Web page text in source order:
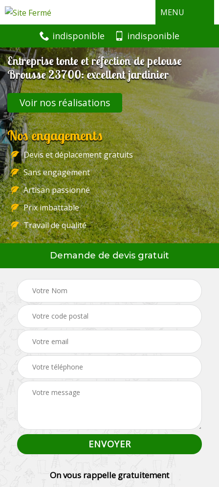
MENU
indisponible indisponible
Entreprise tonte et réfection de pelouse
Brousse 23700: excellent jardinier
Voir nos réalisations
Nos engagements
Devis et déplacement gratuits
Sans engagement
Artisan passionné
Prix imbattable
Travail de qualité
Demande de devis gratuit
On vous rappelle gratuitement